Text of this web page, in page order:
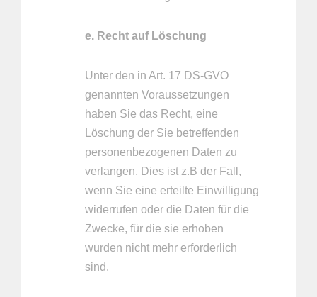
e. Recht auf Löschung
Unter den in Art. 17 DS-GVO
genannten Voraussetzungen
haben Sie das Recht, eine
Löschung der Sie betreffenden
personenbezogenen Daten zu
verlangen. Dies ist z.B der Fall,
wenn Sie eine erteilte Einwilligung
widerrufen oder die Daten für die
Zwecke, für die sie erhoben
wurden nicht mehr erforderlich
sind.